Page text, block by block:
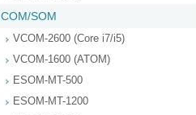
COM/SOM
VCOM-2600 (Core i7/i5)
VCOM-1600 (ATOM)
ESOM-MT-500
ESOM-MT-1200